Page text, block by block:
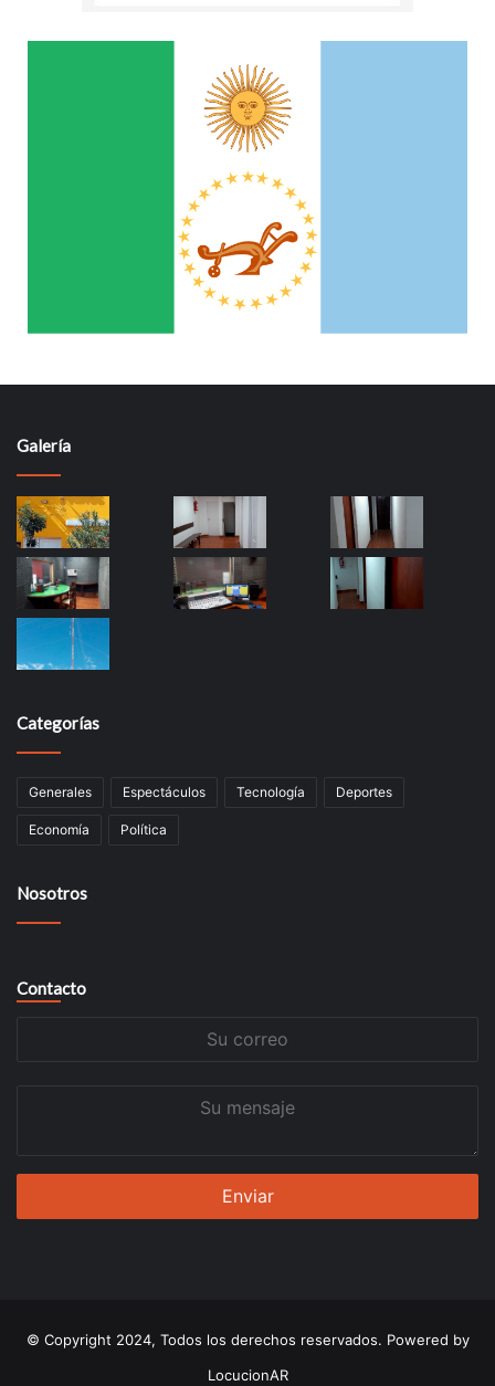
Galería
Categorías
Generales Espectáculos Tecnología Deportes
Economía Política
Nosotros
Contacto
© Copyright 2024, Todos los derechos reservados. Powered by
LocucionAR